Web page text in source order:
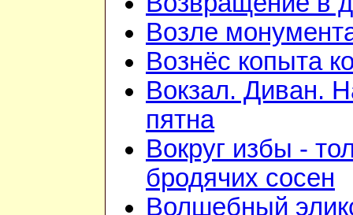
Возле
Вознёс копыта
Вокзал. Диван.
пятна
Вокруг избы -
бродячих сосен
Волшебный